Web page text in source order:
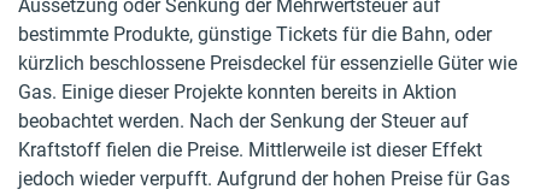
Aussetzung oder Senkung der Mehrwertsteuer auf
bestimmte Produkte, günstige Tickets für die Bahn, oder
kürzlich beschlossene Preisdeckel für essenzielle Güter wie
Gas. Einige dieser Projekte konnten bereits in Aktion
beobachtet werden. Nach der Senkung der Steuer auf
Kraftstoff fielen die Preise. Mittlerweile ist dieser Effekt
jedoch wieder verpufft. Aufgrund der hohen Preise für Gas